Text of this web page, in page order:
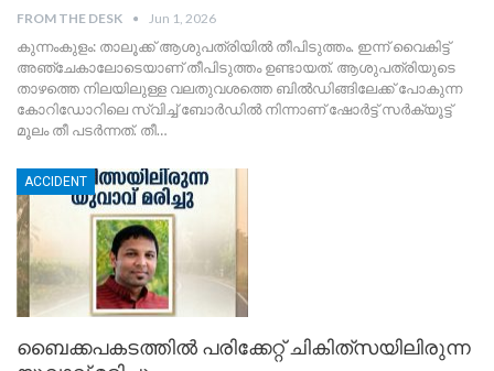
FROM THE DESK Jun 1, 2026
കുന്നംകുളം: താലൂക്ക് ആശുപത്രിയിൽ തീപിടുത്തം. ഇന്ന് വൈകിട്ട്
അഞ്ചേകാലോടെയാണ് തീപിടുത്തം ഉണ്ടായത്. ആശുപത്രിയുടെ
താഴത്തെ നിലയിലുള്ള വലതുവശത്തെ ബിൽഡിങ്ങിലേക്ക് പോകുന്ന
കോറിഡോറിലെ സ്വിച്ച് ബോർഡിൽ നിന്നാണ് ഷോർട്ട് സർക്യൂട്ട്
മൂലം തീ പടർന്നത്. തീ…
ACCIDENT
ബൈക്കപകടത്തിൽ പരിക്കേറ്റ് ചികിത്‌സയിലിരുന്ന